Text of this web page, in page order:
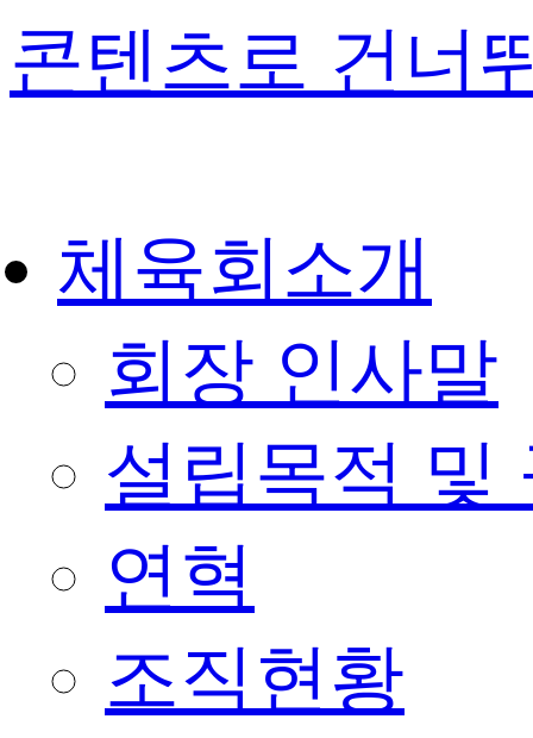
콘텐츠로 건너
체육회소개
회장 인사말
설립목적 및
연혁
조직현황